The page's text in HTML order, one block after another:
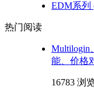
EDM系列
热门阅读
Multilogin
能、价格
16783 浏